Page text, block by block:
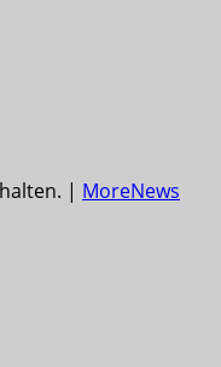
| MoreNews